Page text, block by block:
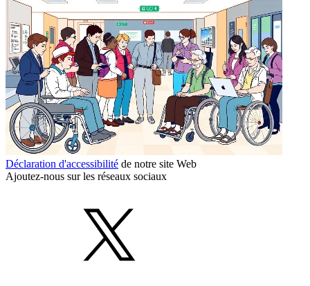
Déclaration d'accessibilité de notre site Web
Ajoutez-nous sur les réseaux sociaux